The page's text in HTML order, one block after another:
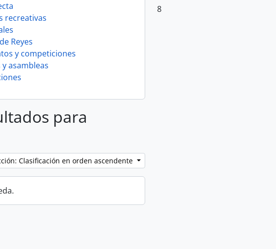
recreativas
Reyes
y competiciones
asambleas
para
Clasificación en orden ascendente
8